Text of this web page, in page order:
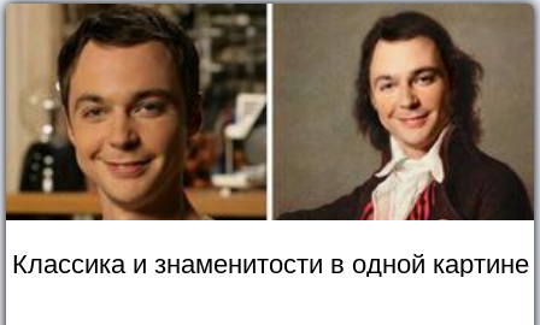
Классика и знаменитости в одной картине